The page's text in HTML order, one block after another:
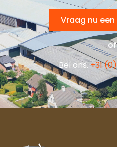
Vraag nu
of
Bel ons.+31